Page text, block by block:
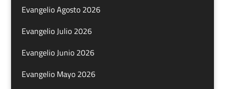
Evangelio Agosto 2026
Evangelio Julio 2026
Evangelio Junio 2026
Evangelio Mayo 2026